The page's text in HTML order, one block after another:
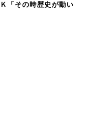
「その時歴史が動い